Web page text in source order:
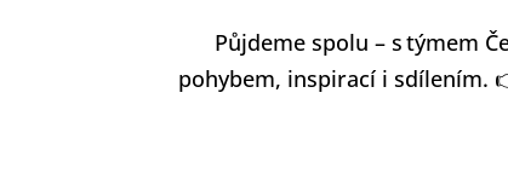
Půjdeme spolu – s týmem
pohybem, inspirací i sdílením.